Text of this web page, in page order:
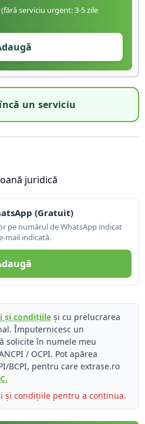
serviciu urgent: 3-5 zile
un serviciu
juridică
(Gratuit)
pe numărul de WhatsApp indicat
mail indicată.
și condițiileși cu prelucrarea
Împuternicesc un
solicite în numele meu
/ OCPI. Pot apărea
BCPI, pentru care extrase.ro
și condițiile pentru a continua.